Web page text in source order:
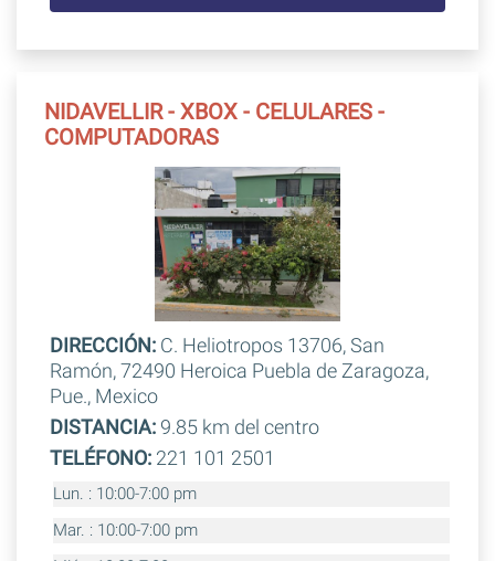
NIDAVELLIR - XBOX - CELULARES -
COMPUTADORAS
DIRECCIÓN:C. Heliotropos 13706, San
Ramón, 72490 Heroica Puebla de Zaragoza,
Pue., Mexico
DISTANCIA:9.85 km del centro
TELÉFONO:221 101 2501
Lun. : 10:00-7:00 pm
Mar. : 10:00-7:00 pm